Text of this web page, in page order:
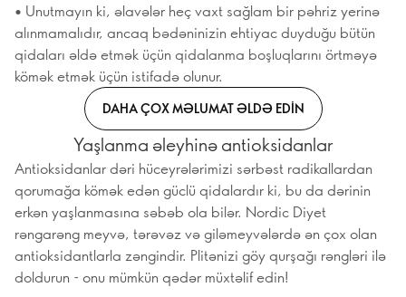
• Unutmayın ki, əlavələr heç vaxt sağlam bir pəhriz yerinə
alınmamalıdır, ancaq bədəninizin ehtiyac duyduğu bütün
qidaları əldə etmək üçün qidalanma boşluqlarını örtməyə
kömək etmək üçün istifadə olunur.
DAHA ÇOX MƏLUMAT ƏLDƏ EDIN
Yaşlanma əleyhinə antioksidanlar
Antioksidanlar dəri hüceyrələrimizi sərbəst radikallardan
qorumağa kömək edən güclü qidalardır ki, bu da dərinin
erkən yaşlanmasına səbəb ola bilər. Nordic Diyet
rəngarəng meyvə, tərəvəz və giləmeyvələrdə ən çox olan
antioksidantlarla zəngindir. Plitənizi göy qurşağı rəngləri ilə
doldurun - onu mümkün qədər müxtəlif edin!